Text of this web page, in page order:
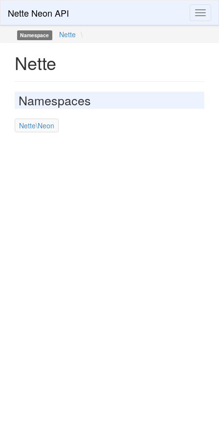
Nette Neon API
Namespace Nette \
Nette
Namespaces
Nette\Neon